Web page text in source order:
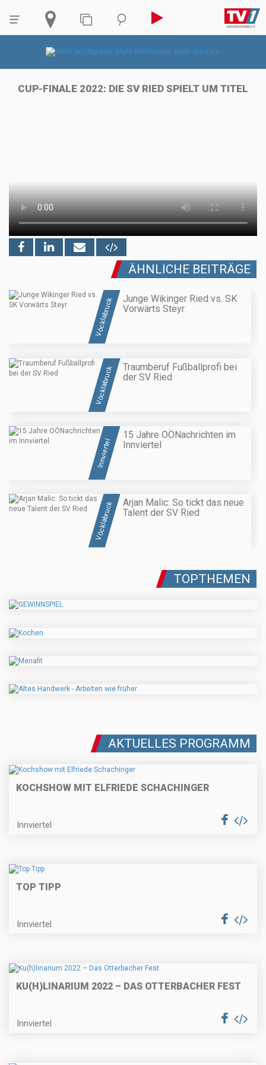
CUP-FINALE 2022: DIE SV RIED SPIELT UM TITEL
ÄHNLICHE BEITRÄGE
Vöcklabruck
Junge Wikinger Ried vs. SK
Vorwärts Steyr
Vöcklabruck
Traumberuf Fußballprofi bei
der SV Ried
Innviertel
15 Jahre OÖNachrichten im
Innviertel
Vöcklabruck
Arjan Malic: So tickt das neue
Talent der SV Ried
TOPTHEMEN
AKTUELLES PROGRAMM
KOCHSHOW MIT ELFRIEDE SCHACHINGER
Innviertel
TOP TIPP
Innviertel
KU(H)LINARIUM 2022 – DAS OTTERBACHER FEST
Innviertel